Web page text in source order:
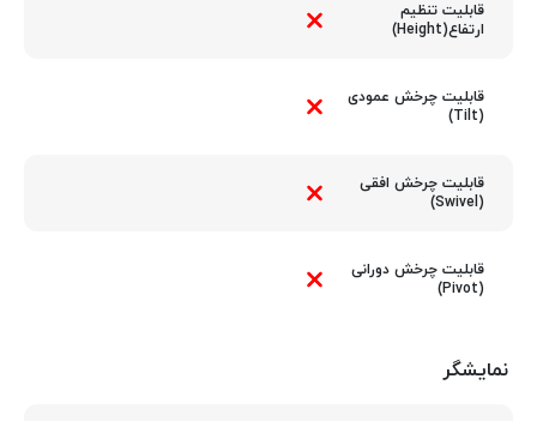
قابلیت تنظیم
ارتفاع(Height)
قابلیت چرخش عمودی
(Tilt)
قابلیت چرخش افقی
(Swivel)
قابلیت چرخش دورانی
(Pivot)
نمایشگر